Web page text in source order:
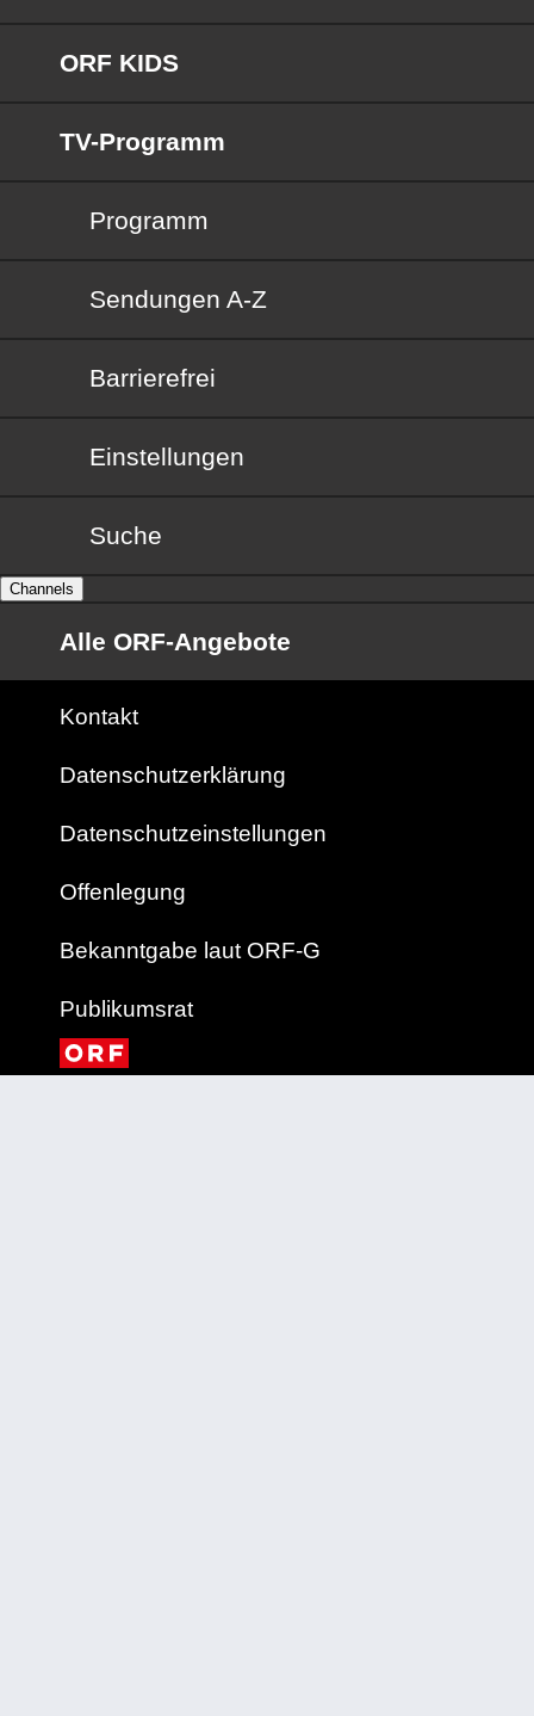
ORF KIDS
TV-Programm
Programm
Sendungen von A bis Z
Sendungen A-Z
Barrierefrei
Barrierefrei
Einstellungen
Suche
Channels
Alle ORF-Angebote
Kontakt
Datenschutzerklärung
Datenschutzeinstellungen
Offenlegung
Bekanntgabe laut ORF-G
Publikumsrat